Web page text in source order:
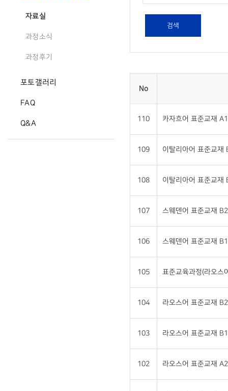
자료실
과정소식
과정후기
포토갤러리
FAQ
Q&A
검색
No
110 카자흐어 표준교재
109 이탈리아어 표준교재
108 이탈리아어 표준교재
107 스웨덴어 표준교재
106 스웨덴어 표준교재
105 표준교육과정(라오스
104 라오스어 표준교재
103 라오스어 표준교재
102 라오스어 표준교재